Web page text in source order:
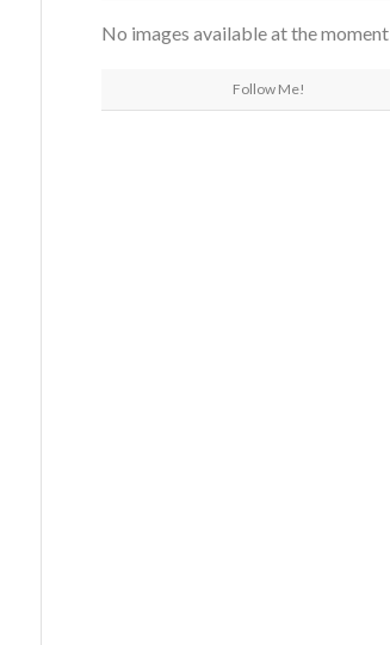
No images available at the moment
Follow Me!